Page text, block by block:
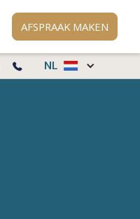
AFSPRAAK MAKEN
NL